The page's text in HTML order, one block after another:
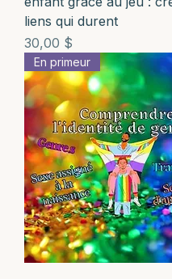
liens qui durent
Prix
30,00 $
En primeur